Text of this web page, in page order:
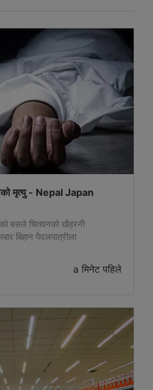
मृत्यु - Nepal Japan
बसले चितवनको खैहरनी
बिहान पैदलयात्रीला
a मिनेट पहिले